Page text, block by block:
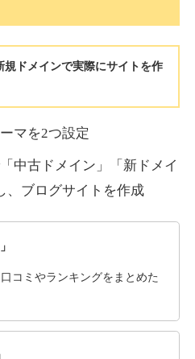
を見る
を見る
ドメイン年齢1年
規ドメインで実際にサイトを作
マを2つ設定
中古ドメイン」「新ドメイ
、ブログサイトを作成
コミやランキングをまとめた